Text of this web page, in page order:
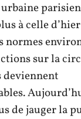
à celle
normes
sur la
de jauger la